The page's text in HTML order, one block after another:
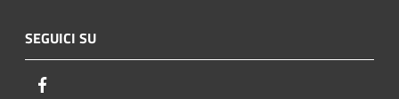
SEGUICI SU